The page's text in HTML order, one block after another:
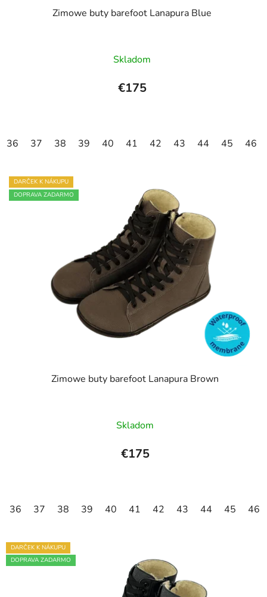
Zimowe buty barefoot Lanapura Blue
Skladom
€175
36 37 38 39 40 41 42 43 44 45 46
DARČEK K NÁKUPU
DOPRAVA ZADARMO
Zimowe buty barefoot Lanapura Brown
Skladom
€175
36 37 38 39 40 41 42 43 44 45 46
DARČEK K NÁKUPU
DOPRAVA ZADARMO